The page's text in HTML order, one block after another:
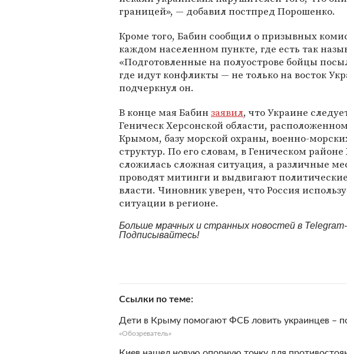
границей», — добавил постпред Порошенко.
Кроме того, Бабин сообщил о призывных
каждом населенном пункте, где есть так
«Подготовленные на полуострове бойцы
где идут конфликты — не только на восток
подчеркнул он.
В конце мая Бабинзаявил, что Украине
Геническ Херсонской области,
Крымом, базу морской охраны, военно-
структур. По его словам, в Геническом
сложилась сложная ситуация, а различные
проводят митинги и выдвигают
власти. Чиновник уверен, что Россия
ситуации в регионе.
Больше мрачных и странных новостей в
Подписывайтесь!
Ссылки по теме
Дети в Крыму помогают ФСБ ловить украинцев –
«Обозреватель»